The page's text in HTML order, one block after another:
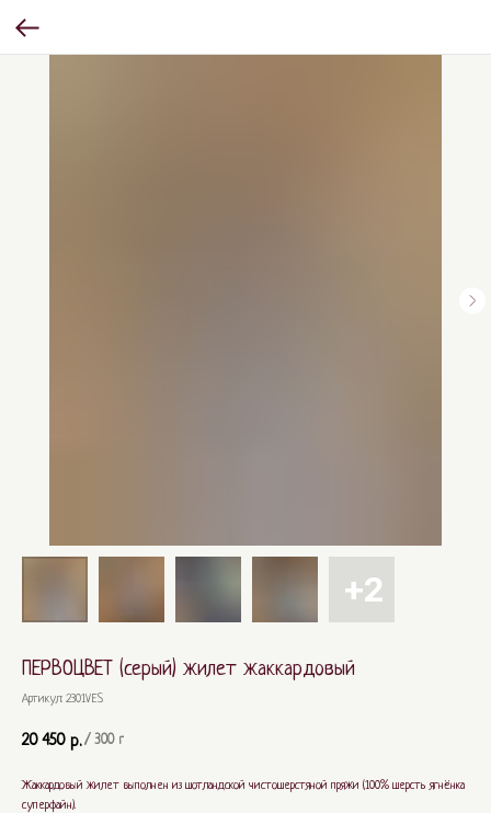
ПЕРВОЦВЕТ (серый) жилет жаккардовый
Артикул: 2301VES
20 450 р. / 300 г
Жаккардовый жилет выполнен из шотландской чистошерстяной пряжи (100% шерсть ягнёнка
суперфайн).